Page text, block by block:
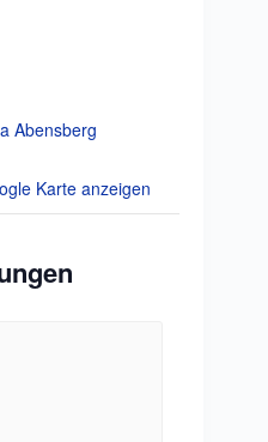
Abensberg
Karte anzeigen